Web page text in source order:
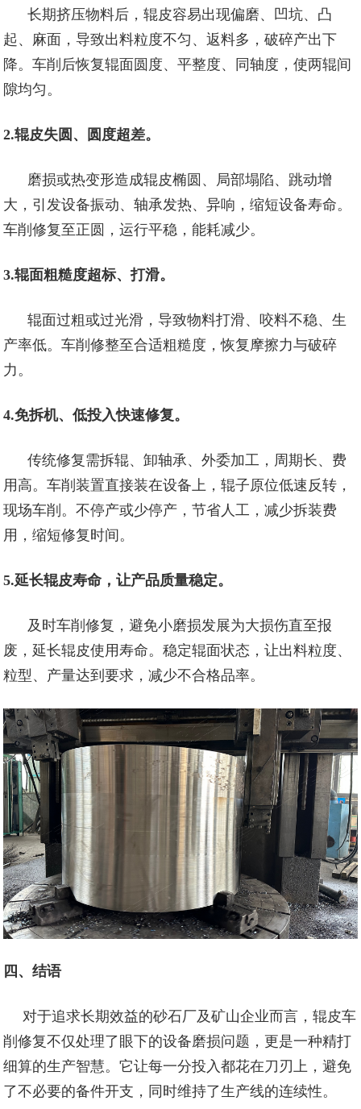
长期挤压物料后，辊皮容易出现偏磨、凹坑、凸
起、麻面，导致出料粒度不匀、返料多，破碎产出下
降。车削后恢复辊面圆度、平整度、同轴度，使两辊间
隙均匀。
2.辊皮失圆、圆度超差。
磨损或热变形造成辊皮椭圆、局部塌陷、跳动增
大，引发设备振动、轴承发热、异响，缩短设备寿命。
车削修复至正圆，运行平稳，能耗减少。
3.辊面粗糙度超标、打滑。
辊面过粗或过光滑，导致物料打滑、咬料不稳、生
产率低。车削修整至合适粗糙度，恢复摩擦力与破碎
力。
4.免拆机、低投入快速修复。
传统修复需拆辊、卸轴承、外委加工，周期长、费
用高。车削装置直接装在设备上，辊子原位低速反转，
现场车削。不停产或少停产，节省人工，减少拆装费
用，缩短修复时间。
5.延长辊皮寿命，让产品质量稳定。
及时车削修复，避免小磨损发展为大损伤直至报
废，延长辊皮使用寿命。稳定辊面状态，让出料粒度、
粒型、产量达到要求，减少不合格品率。
四、结语
对于追求长期效益的砂石厂及矿山企业而言，辊皮车
削修复不仅处理了眼下的设备磨损问题，更是一种精打
细算的生产智慧。它让每一分投入都花在刀刃上，避免
了不必要的备件开支，同时维持了生产线的连续性。